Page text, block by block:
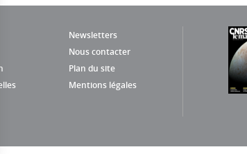
Newsletters
Nous contacter
Plan du site
Mentions légales